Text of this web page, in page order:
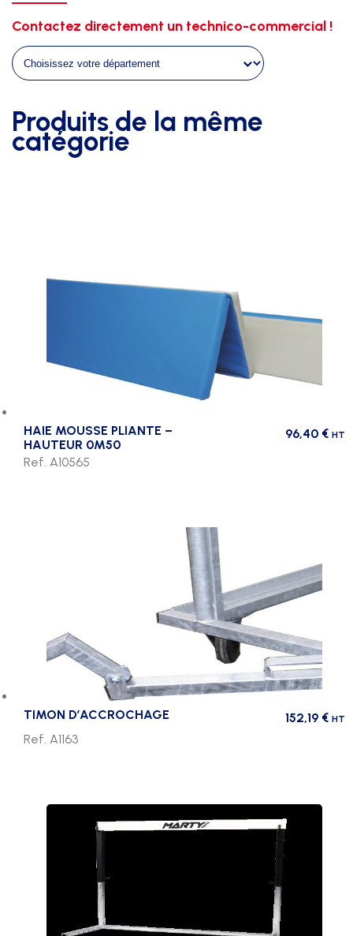
epaisseur
0m50
Contactez directement un technico-commercial !
Produits de la même
catégorie
HAIE MOUSSE PLIANTE –
HAUTEUR 0M50
96,40 € HT
Ref. A10565
TIMON D’ACCROCHAGE 152,19 € HT
Ref. A1163